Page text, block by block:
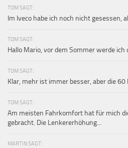
TOM SAGT:
Im Iveco habe ich noch nicht gesessen,
TOM SAGT:
Hallo Mario, vor dem Sommer werde
TOM SAGT:
Klar, mehr ist immer besser, aber die 60
TOM SAGT:
Am meisten Fahrkomfort hat für mich
gebracht. Die Lenkererhöhung...
MARTIN SAGT: